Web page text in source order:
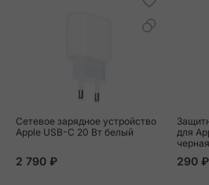
Сетевое зарядное устройство
Apple USB-C 20 Вт белый
2 790 ₽
для
290 ₽